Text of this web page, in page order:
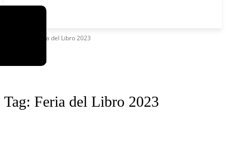
Feria del Libro 2023
Tag: Feria del Libro 2023